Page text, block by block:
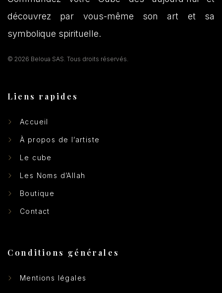
découvrez par vous-même son art et sa
symbolique spirituelle.
© 2026 Beloua SAS. Tous droits réservés.
Liens rapides
Accueil
À propos de l’artiste
Le cube
Les Noms d’Allah
Boutique
Contact
Conditions générales
Mentions légales